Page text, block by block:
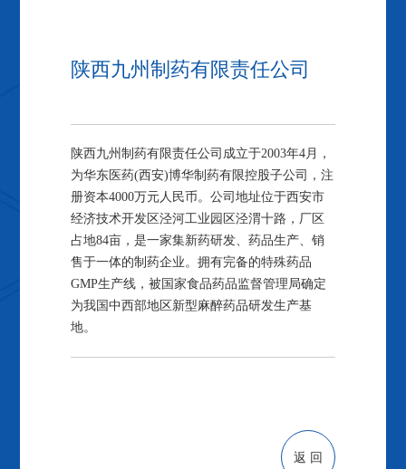
陕西九州制药有限责任公司
陕西九州制药有限责任公司成立于2003年4月，
为华东医药(西安)博华制药有限控股子公司，注
册资本4000万元人民币。公司地址位于西安市
经济技术开发区泾河工业园区泾渭十路，厂区
占地84亩，是一家集新药研发、药品生产、销
售于一体的制药企业。拥有完备的特殊药品
GMP生产线，被国家食品药品监督管理局确定
为我国中西部地区新型麻醉药品研发生产基
地。
返 回